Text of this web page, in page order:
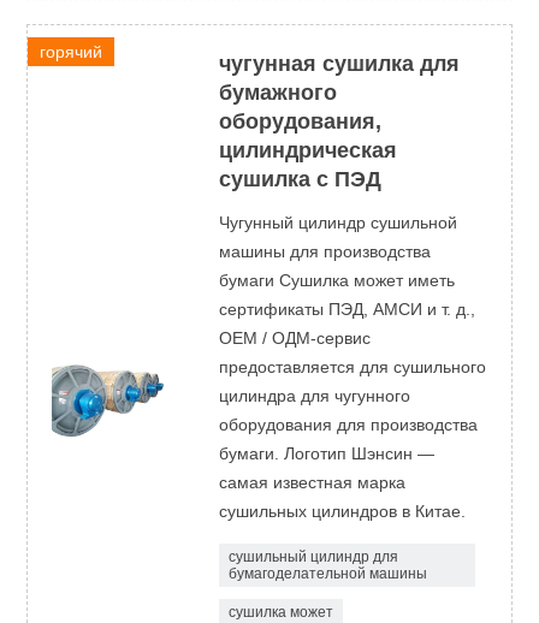
горячий
чугунная сушилка для
бумажного
оборудования,
цилиндрическая
сушилка с ПЭД
Чугунный цилиндр сушильной
машины для производства
бумаги Сушилка может иметь
сертификаты ПЭД, АМСИ и т. д.,
OEM / ОДМ-сервис
предоставляется для сушильного
цилиндра для чугунного
оборудования для производства
бумаги. Логотип Шэнсин —
самая известная марка
сушильных цилиндров в Китае.
сушильный цилиндр для
бумагоделательной машины
сушилка может